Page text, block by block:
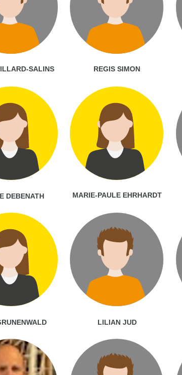
SALINS REGIS SIMON
DEBENATH MARIE-PAULE EHRHARDT
LILIAN JUD